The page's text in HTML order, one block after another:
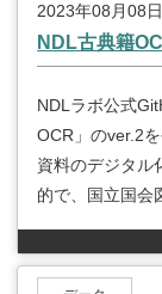
2023年08月08日
NDL古典籍
NDLラボ公式
OCR」のver.2
資料のデジタル
的で、国立国会